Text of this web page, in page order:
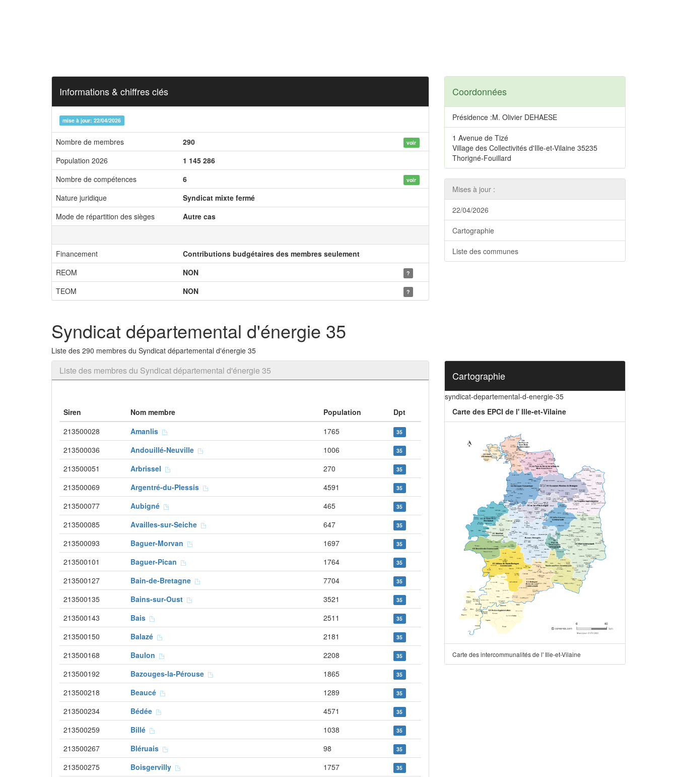
Informations & chiffres clés
mise à jour: 22/04/2026
Nombre de membres 290 voir
Population 2026
1 145 286
Nombre de compétences
6 voir
Nature juridique
Syndicat mixte fermé
Mode de répartition des sièges
Autre cas
Financement
Contributions budgétaires des membres seulement
REOM
NON ?
TEOM NON ?
Coordonnées
Présidence :M. Olivier DEHAESE
1 Avenue de Tizé
Village des Collectivités d'Ille-et-Vilaine 35235
Thorigné-Fouillard
Mises à jour :
22/04/2026
Cartographie
Liste des communes
Syndicat départemental d'énergie 35
Liste des 290 membres du Syndicat départemental d'énergie 35
Liste des membres du Syndicat départemental d'énergie 35
Siren Nom membre Population
Dpt
213500028
Amanlis 1765 35
213500036 Andouillé-Neuville 1006 35
213500051 Arbrissel 270 35
213500069 Argentré-du-Plessis 4591 35
213500077 Aubigné 465 35
213500085 Availles-sur-Seiche 647 35
213500093 Baguer-Morvan 1697 35
213500101 Baguer-Pican 1764 35
213500127 Bain-de-Bretagne 7704 35
213500135 Bains-sur-Oust 3521 35
213500143 Bais 2511 35
213500150 Balazé 2181 35
213500168 Baulon 2208 35
213500192 Bazouges-la-Pérouse 1865 35
213500218 Beaucé 1289 35
213500234 Bédée 4571 35
213500259 Billé 1038 35
213500267 Bléruais 98 35
213500275 Boisgervilly 1757 35
Cartographie
syndicat-departemental-d-energie-35
Carte des EPCI de l' Ille-et-Vilaine
Carte des intercommunalités de l' Ille-et-Vilaine